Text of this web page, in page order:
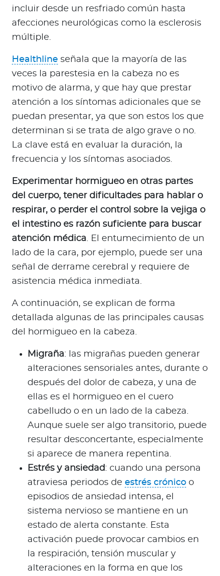
incluir desde un resfriado común hasta
afecciones neurológicas como la esclerosis
múltiple.
Healthline señala que la mayoría de las
veces la parestesia en la cabeza no es
motivo de alarma, y que hay que prestar
atención a los síntomas adicionales que se
puedan presentar, ya que son estos los que
determinan si se trata de algo grave o no.
La clave está en evaluar la duración, la
frecuencia y los síntomas asociados.
Experimentar hormigueo en otras partes
del cuerpo, tener dificultades para hablar o
respirar, o perder el control sobre la vejiga o
el intestino es razón suficiente para buscar
atención médica. El entumecimiento de un
lado de la cara, por ejemplo, puede ser una
señal de derrame cerebral y requiere de
asistencia médica inmediata.
A continuación, se explican de forma
detallada algunas de las principales causas
del hormigueo en la cabeza.
Migraña: las migrañas pueden generar
alteraciones sensoriales antes, durante o
después del dolor de cabeza, y una de
ellas es el hormigueo en el cuero
cabelludo o en un lado de la cabeza.
Aunque suele ser algo transitorio, puede
resultar desconcertante, especialmente
si aparece de manera repentina.
Estrés y ansiedad: cuando una persona
atraviesa periodos de estrés crónico o
episodios de ansiedad intensa, el
sistema nervioso se mantiene en un
estado de alerta constante. Esta
activación puede provocar cambios en
la respiración, tensión muscular y
alteraciones en la forma en que los